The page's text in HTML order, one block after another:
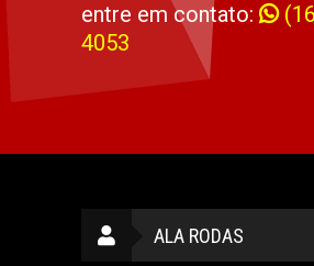
entre em contato:
4053
ALA RODAS